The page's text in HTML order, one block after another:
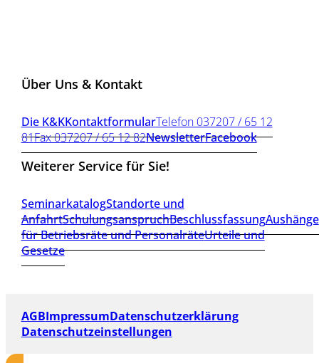
Über Uns & Kontakt
Die K&KKontaktformularTelefon 037207 / 65 12
81Fax 037207 / 65 12 82NewsletterFacebook
Weiterer Service für Sie!
SeminarkatalogStandorte und
AnfahrtSchulungsanspruchBeschlussfassungAushänge
für Betriebsräte und PersonalräteUrteile und
Gesetze
AGBImpressumDatenschutzerklärung
Datenschutzeinstellungen